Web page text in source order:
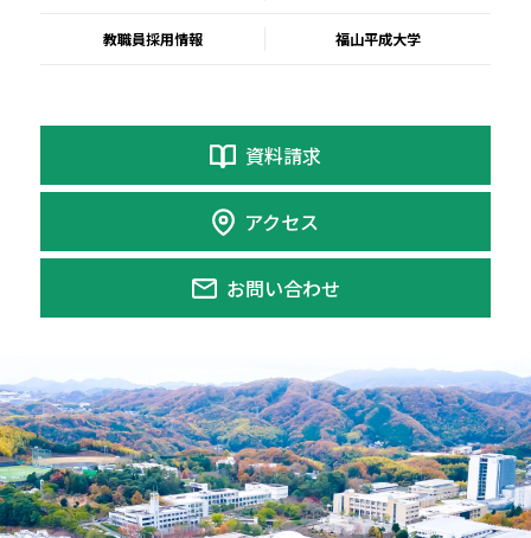
教職員採用情報 福山平成大学
資料請求
アクセス
お問い合わせ